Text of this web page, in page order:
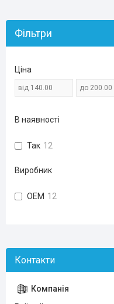
Фільтри
Ціна
В наявності
Так 12
Виробник
OEM 12